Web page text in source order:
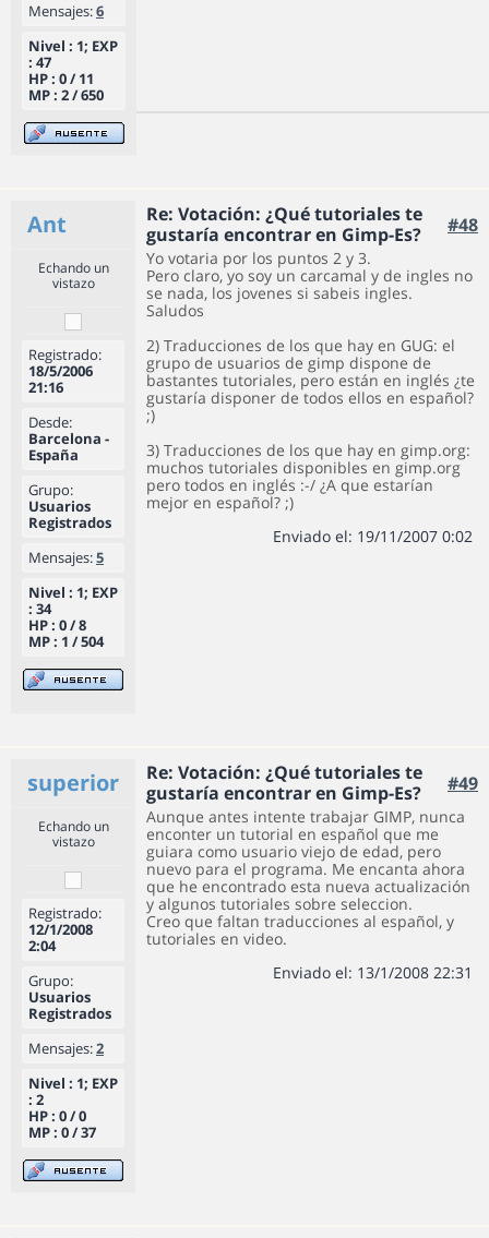
Mensajes:6
Nivel : 1; EXP
: 47
HP : 0 / 11
MP : 2 / 650
Ant
Re: Votación: ¿Qué tutoriales te
gustaría encontrar en Gimp-Es?
#48
Echando un
vistazo
Registrado:
18/5/2006
21:16
Desde:
Barcelona -
España
Grupo:
Usuarios
Registrados
Mensajes:5
Nivel : 1; EXP
: 34
HP : 0 / 8
MP : 1 / 504
Yo votaria por los puntos 2 y 3.
Pero claro, yo soy un carcamal y de ingles no
se nada, los jovenes si sabeis ingles.
Saludos
2) Traducciones de los que hay en GUG: el
grupo de usuarios de gimp dispone de
bastantes tutoriales, pero están en inglés ¿te
gustaría disponer de todos ellos en español?
;)
3) Traducciones de los que hay en gimp.org:
muchos tutoriales disponibles en gimp.org
pero todos en inglés :-/ ¿A que estarían
mejor en español? ;)
Enviado el: 19/11/2007 0:02
superior
Re: Votación: ¿Qué tutoriales te
gustaría encontrar en Gimp-Es?
#49
Echando un
vistazo
Registrado:
12/1/2008
2:04
Grupo:
Usuarios
Registrados
Mensajes:2
Nivel : 1; EXP
: 2
HP : 0 / 0
MP : 0 / 37
Aunque antes intente trabajar GIMP, nunca
enconter un tutorial en español que me
guiara como usuario viejo de edad, pero
nuevo para el programa. Me encanta ahora
que he encontrado esta nueva actualización
y algunos tutoriales sobre seleccion.
Creo que faltan traducciones al español, y
tutoriales en video.
Enviado el: 13/1/2008 22:31